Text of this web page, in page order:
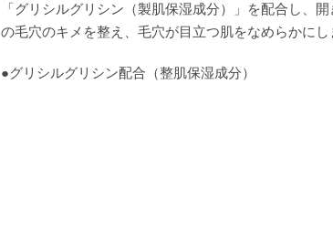
「グリシルグリシン（製肌保湿成分）」を配合し、
の毛穴のキメを整え、毛穴が目立つ肌をなめらかにし
●グリシルグリシン配合（整肌保湿成分）